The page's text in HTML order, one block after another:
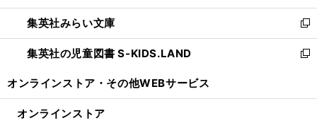
開
く
ウ
で
開
く
ン
ド
ウ
で
ウ
ィ
ン
ド
開
集英社みらい文庫
新
し
い
ン
集英社の児童図書 S-KIDS.LAND
新
ウ
オンラインストア・ その他WEBサービス
オンラインストア